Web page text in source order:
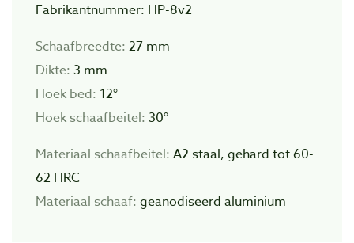
Fabrikantnummer: HP-8v2
Schaafbreedte: 27 mm
Dikte: 3 mm
Hoek bed: 12°
Hoek schaafbeitel: 30°
Materiaal schaafbeitel: A2 staal, gehard tot 60-
62 HRC
Materiaal schaaf: geanodiseerd aluminium